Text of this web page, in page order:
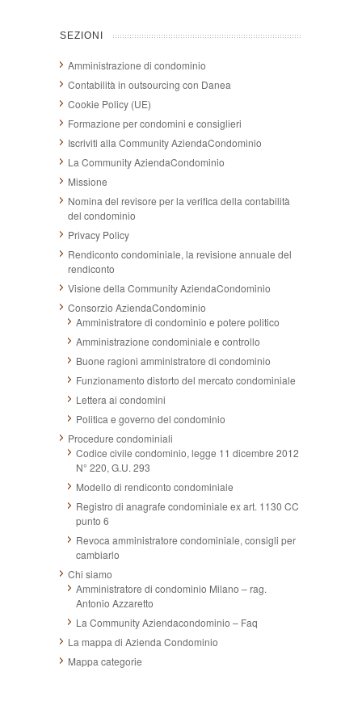
SEZIONI
Amministrazione di condominio
Contabilità in outsourcing con Danea
Cookie Policy (UE)
Formazione per condomini e consiglieri
Iscriviti alla Community AziendaCondominio
La Community AziendaCondominio
Missione
Nomina del revisore per la verifica della contabilità
del condominio
Privacy Policy
Rendiconto condominiale, la revisione annuale del
rendiconto
Visione della Community AziendaCondominio
Consorzio AziendaCondominio
Amministratore di condominio e potere politico
Amministrazione condominiale e controllo
Buone ragioni amministratore di condominio
Funzionamento distorto del mercato condominiale
Lettera ai condomini
Politica e governo del condominio
Procedure condominiali
Codice civile condominio, legge 11 dicembre 2012
N° 220, G.U. 293
Modello di rendiconto condominiale
Registro di anagrafe condominiale ex art. 1130 CC
punto 6
Revoca amministratore condominiale, consigli per
cambiarlo
Chi siamo
Amministratore di condominio Milano – rag.
Antonio Azzaretto
La Community Aziendacondominio – Faq
La mappa di Azienda Condominio
Mappa categorie